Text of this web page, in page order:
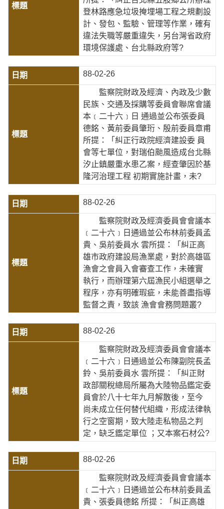
登林路應急垃圾掩埋場工程之規劃設
計、發包、監驗、管理等作業，確有
違法失職等嚴重違失，另台灣省政府
環境保護處、台北縣政府等?
88-02-26
監察院財政及經濟、內政及少數
民族、交通及採購等委員會聯席會議
本﹝二十六﹞日 通過並公布張委員
德銘、黃前委員肇珩、殷前委員章甫
所提：「糾正行政院經濟建設委 員
會等七單位，對瑞伯颱風造成台北縣
汐止鎮嚴重水患乙案，經查肇因於基
隆河治理工程 初期實施計畫，未?
88-02-26
監察院財政及經濟委員會會議本
﹝二十六﹞日通過並公布林前委員孟
貴、吳前委員水 雲所提：「糾正高
雄市政府建設局漁業處，對於高雄區
漁會之會員入會審查工作，未確實
執行，而辦理第六屆漁民小組選舉之
程序，亦有明確瑕疵，未能善盡指導
監督之責，致該 漁會會務問題叢?
88-02-26
監察院財政及經濟委員會會議本
﹝二十六﹞日通過並公布陳副院長孟
鈴、吳前委員水 雲所提：「糾正財
政部關稅總局所屬為大陸物品鑑定委
員會於八十七年九月解散後，至今
尚未成立任何替代組織，形成法律執
行之空窗期，致大陸走私物品之判
定，缺乏鑑定單位 ；又本案石材公?
88-02-26
監察院財政及經濟委員會會議本
﹝二十六﹞日通過並公布林前委員孟
貴、張委員德銘 所提：「糾正高雄